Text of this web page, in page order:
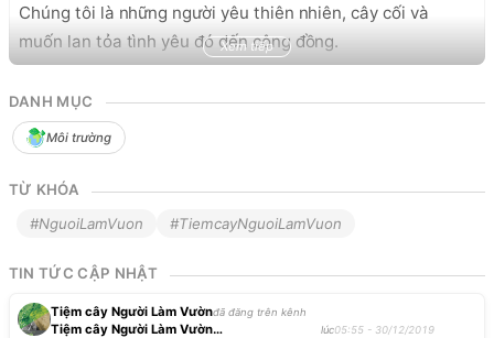
Chúng tôi là những người yêu thiên nhiên, cây cối và
muốn lan tỏa tình yêu đó đến cộng đồng.
Xem tiếp
DANH MỤC
Môi trường
TỪ KHÓA
#NguoiLamVuon
#TiemcayNguoiLamVuon
TIN TỨC CẬP NHẬT
Tiệm cây Người Làm Vườnđã đăng trên kênh
Tiệm cây Người Làm Vườn
lúc05:55 - 30/12/2019